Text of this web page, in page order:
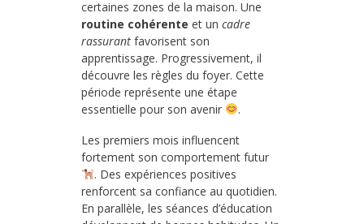
certaines zones de la maison. Une
routine cohérente et un cadre
rassurant favorisent son
apprentissage. Progressivement, il
découvre les règles du foyer. Cette
période représente une étape
essentielle pour son avenir
.
Les premiers mois influencent
fortement son comportement futur
. Des expériences positives
renforcent sa confiance au quotidien.
En parallèle, les séances d’éducation